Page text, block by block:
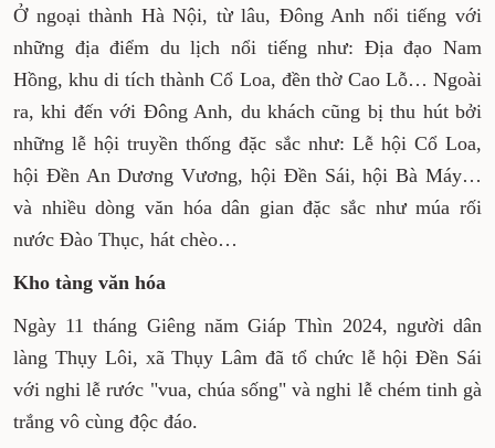
Ở ngoại thành Hà Nội, từ lâu, Đông Anh nổi tiếng với
những địa điểm du lịch nổi tiếng như: Địa đạo Nam
Hồng, khu di tích thành Cổ Loa, đền thờ Cao Lỗ… Ngoài
ra, khi đến với Đông Anh, du khách cũng bị thu hút bởi
những lễ hội truyền thống đặc sắc như: Lễ hội Cổ Loa,
hội Đền An Dương Vương, hội Đền Sái, hội Bà Máy…
và nhiều dòng văn hóa dân gian đặc sắc như múa rối
nước Đào Thục, hát chèo…
Kho tàng văn hóa
Ngày 11 tháng Giêng năm Giáp Thìn 2024, người dân
làng Thụy Lôi, xã Thụy Lâm đã tổ chức lễ hội Đền Sái
với nghi lễ rước "vua, chúa sống" và nghi lễ chém tinh gà
trắng vô cùng độc đáo.